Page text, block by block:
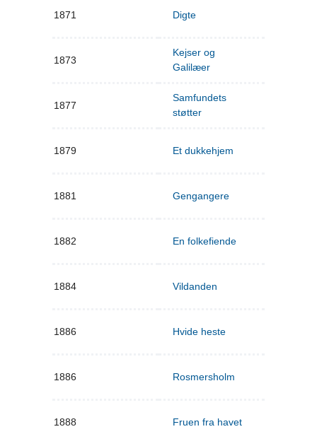
1871 Digte
1873
Kejser og
Galilæer
1877
Samfundets
støtter
1879 Et dukkehjem
1881 Gengangere
1882 En folkefiende
1884 Vildanden
1886 Hvide heste
1886 Rosmersholm
1888 Fruen fra havet